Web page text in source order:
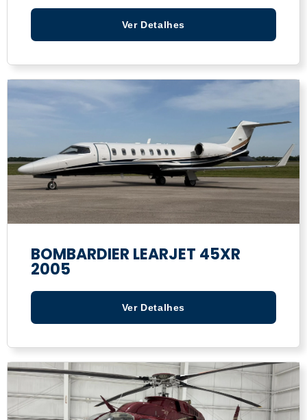
Ver Detalhes
BOMBARDIER LEARJET 45XR
2005
Ver Detalhes